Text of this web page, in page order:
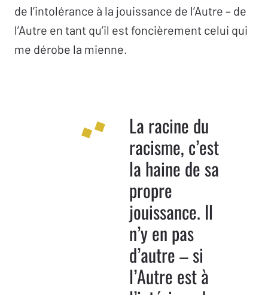
de l’intolérance à la jouissance de l’Autre – de
l’Autre en tant qu’il est foncièrement celui qui
me dérobe la mienne.
La racine du
racisme, c’est
la haine de sa
propre
jouissance. Il
n’y en pas
d’autre – si
l’Autre est à